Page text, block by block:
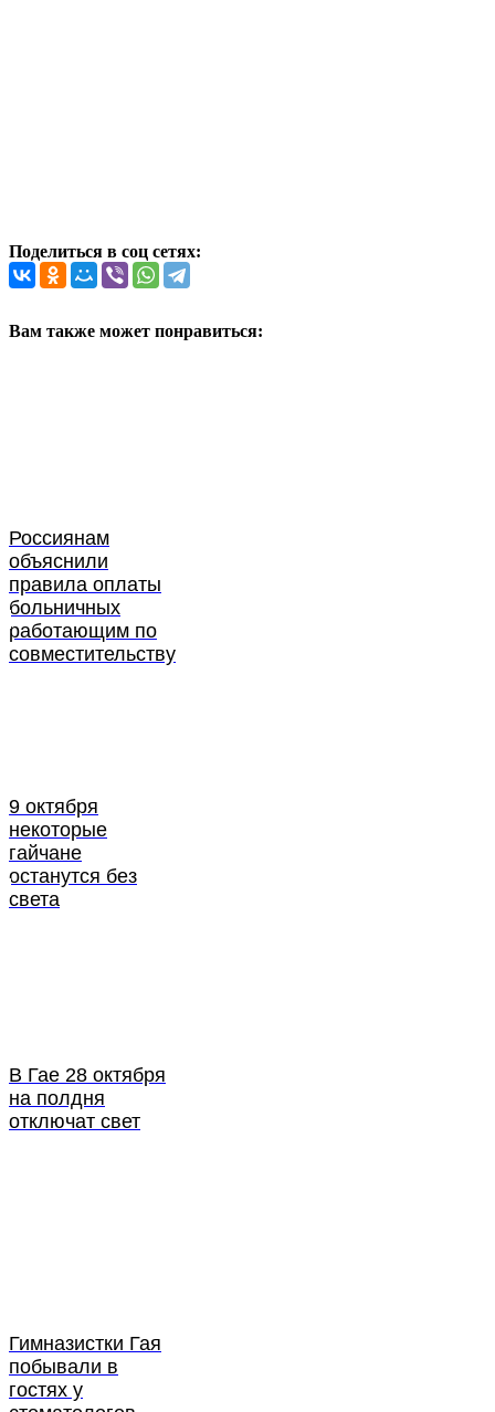
Поделиться в соц сетях:
Вам также может понравиться:
Россиянам
объяснили
правила оплаты
больничных
работающим по
совместительству
9 октября
некоторые
гайчане
останутся без
света
В Гае 28 октября
на полдня
отключат свет
Гимназистки Гая
побывали в
гостях у